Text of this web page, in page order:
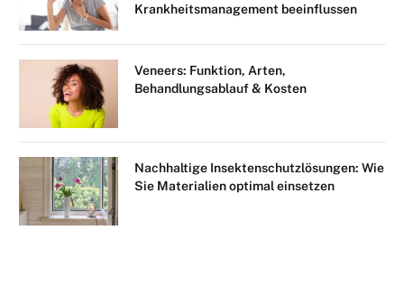
Krankheitsmanagement beeinflussen
Veneers: Funktion, Arten,
Behandlungsablauf & Kosten
Nachhaltige Insektenschutzlösungen: Wie
Sie Materialien optimal einsetzen